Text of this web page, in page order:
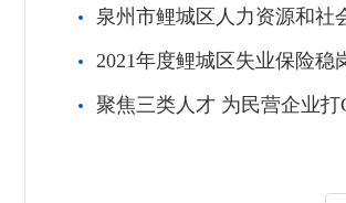
泉州市鲤城区人力资源和社
2021年度鲤城区失业保险稳
聚焦三类人才 为民营企业